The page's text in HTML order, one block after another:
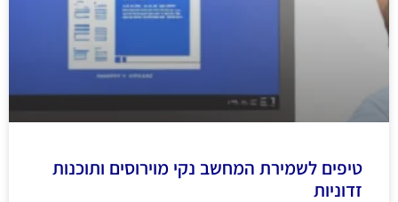
טיפים לשמירת המחשב נקי מוירוסים ותוכנות
זדוניות